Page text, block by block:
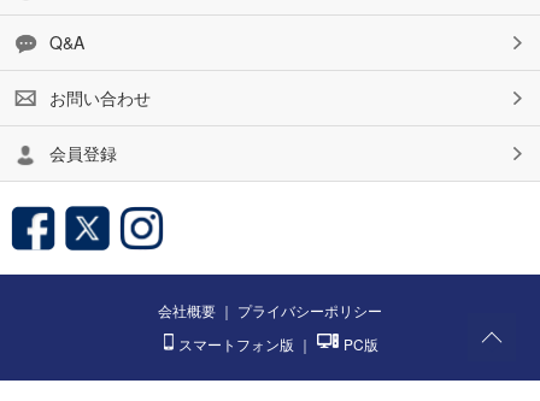
Q&A
お問い合わせ
会員登録
会社概要 ｜ プライバシーポリシー
スマートフォン版 ｜ PC版